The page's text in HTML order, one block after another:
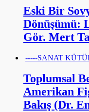
Eski Bir
Dönüşümü:
Gör. Mert
-----SANAT
Toplumsal
Amerikan
Bakış (Dr.